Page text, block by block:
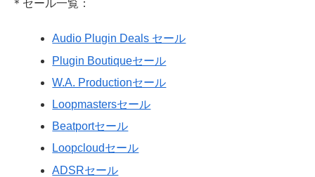
＊セール一覧：
Audio Plugin Deals セール
Plugin Boutiqueセール
W.A. Productionセール
Loopmastersセール
Beatportセール
Loopcloudセール
ADSRセール